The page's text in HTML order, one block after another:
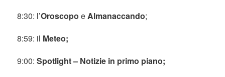
8:30: l’OroscopoeAlmanaccando;
8:59: il Meteo;
9:00:Spotlight – Notizie in primo piano;